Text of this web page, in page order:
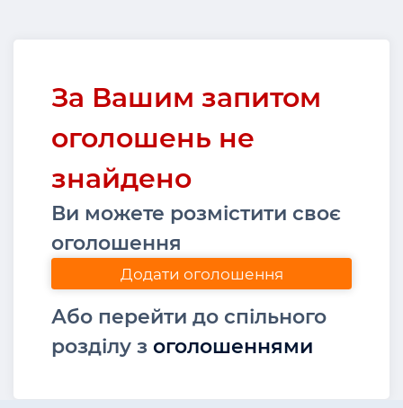
За Вашим запитом
оголошень не
знайдено
Ви можете розмістити своє
оголошення
Додати оголошення
Або перейти до спільного
розділу з оголошеннями